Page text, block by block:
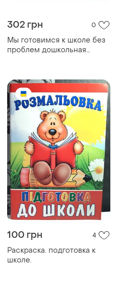
302 грн 0
Мы готовимся к школе без
проблем дошкольная
пособие для детей
100 грн 4
Раскраска. подготовка к
школе.